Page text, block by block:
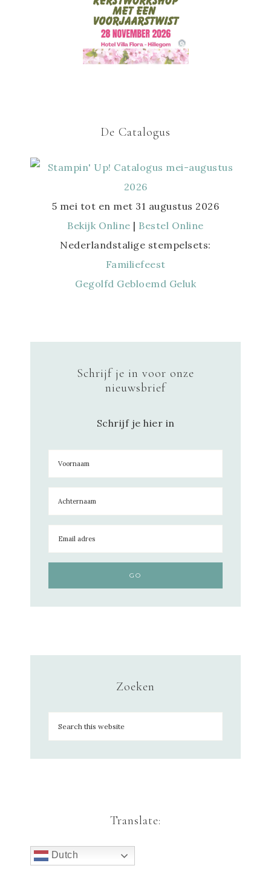
De Catalogus
5 mei tot en met 31 augustus 2026
Bekijk Online | Bestel Online
Nederlandstalige stempelsets:
Familiefeest
Gegolfd Gebloemd Geluk
Schrijf je in voor onze
nieuwsbrief
Schrijf je hier in
Zoeken
Translate:
Dutch